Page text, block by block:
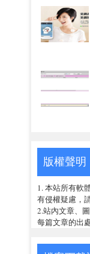
版權聲明
1. 本站所有軟
有侵權疑慮，
2.站內文章、
每篇文章的出